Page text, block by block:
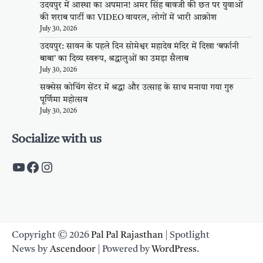
उदयपुर में आस्था का अपमान! अमर सिंह बावजी की छत पर युवाओं
की शराब पार्टी का VIDEO वायरल, लोगों में भारी आक्रोश
July 30, 2026
उदयपुर: सावन के पहले दिन सोमेश्वर महादेव मंदिर में दिखा ‘बर्फानी
बाबा’ का दिव्य स्वरूप, श्रद्धालुओं का उमड़ा सैलाब
July 30, 2026
सक्सेस कोचिंग सेंटर में श्रद्धा और उत्साह के साथ मनाया गया गुरु
पूर्णिमा महोत्सव
July 30, 2026
Socialize with us
https://www.youtube.com/c/
https://www.facebook.com/
Instagram
Copyright © 2026Pal Pal Rajasthan | Spotlight
News byAscendoor | Powered byWordPress.